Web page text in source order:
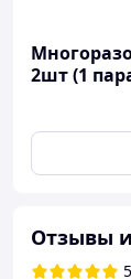
2шт (1
поглощает
Можно
прокладки в
Отзывы